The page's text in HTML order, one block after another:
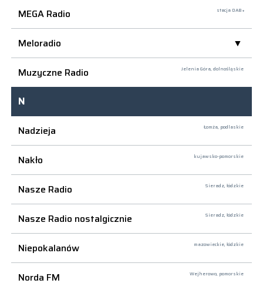
MEGA Radio stacja DAB+
Meloradio
Muzyczne Radio
Jelenia Góra, dolnośląskie
N
Nadzieja
Łomża, podlaskie
Nakło kujawsko-pomorskie
Nasze Radio Sieradz, łódzkie
Nasze Radio nostalgicznie Sieradz, łódzkie
Niepokalanów mazowieckie, łódzkie
Norda FM Wejherowo, pomorskie